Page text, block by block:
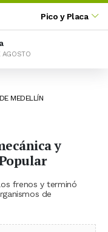
Pico y Placa
AGOSTO
MEDELLÍN
y
frenos y terminó
de